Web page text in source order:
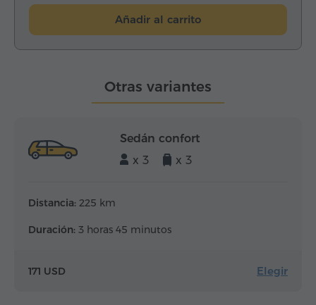
Añadir al carrito
Otras variantes
Sedán confort
x 3
x 3
Distancia: 225 km
Duración: 3 horas 45 minutos
171 USD Elegir